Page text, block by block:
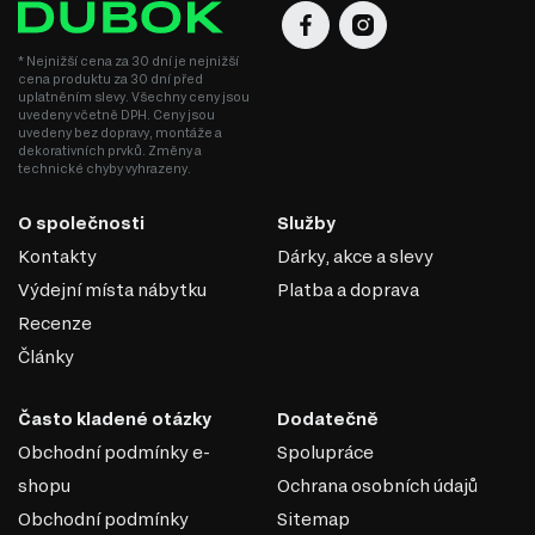
modulární kuchyně Interno Glaňec Luxe a dalších produktů,
které vám pomohou vytvořit dokonalý kuchyňský prostor.
V Dubok.cz se těšíme na vaši návštěvu!
MDF
MDF je jedním z nejoblíbenějších materiálů v
nábytkářském průmyslu. Vyrábí se z dřevěných vláken
* Nejnižší cena za 30 dní je nejnižší
cena produktu za 30 dní před
uplatněním slevy. Všechny ceny jsou
uvedeny včetně DPH. Ceny jsou
uvedeny bez dopravy, montáže a
dekorativních prvků. Změny a
technické chyby vyhrazeny.
O společnosti
Kontakty
Výdejní místa nábytku
Recenze
Články
Služby
Dárky, akce a slevy
Platba a doprava
Často kladené otázky
Obchodní podmínky e-
shopu
Obchodní podmínky
Dodatečně
Spolupráce
Ochrana osobních údajů
Sitemap